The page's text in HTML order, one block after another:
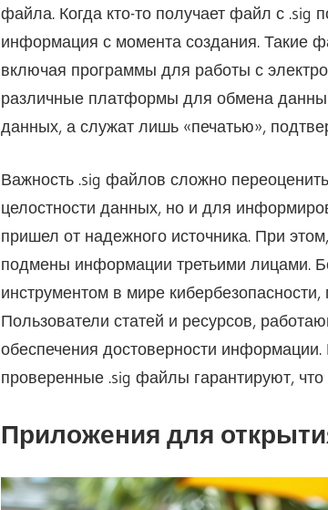
файла. Когда кто-то получает файл с .sig
информация с момента создания. Такие
включая программы для работы с
различные платформы для обмена
данных, а служат лишь «печатью»,
Важность .sig файлов сложно
целостности данных, но и для
пришел от надежного источника. При
подмены информации третьими лицами.
инструментом в мире
Пользователи статей и ресурсов,
обеспечения достоверности
проверенные .sig файлы гарантируют,
Приложения для